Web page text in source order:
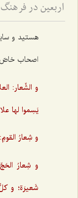
اربعین در
هستید و
اصحاب
و الشِّعار:
یَسِموا لها
و شِعارُ
و شِعارُ
شَعیرَة؛ و